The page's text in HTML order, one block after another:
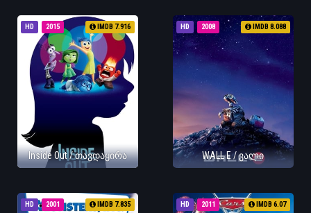
HD 2015 IMDB 7.916
Inside Out / თავდაყირა
HD 2008 IMDB 8.088
WALL·E / ვალი
HD 2001 IMDB 7.835 HD 2011 IMDB 6.07